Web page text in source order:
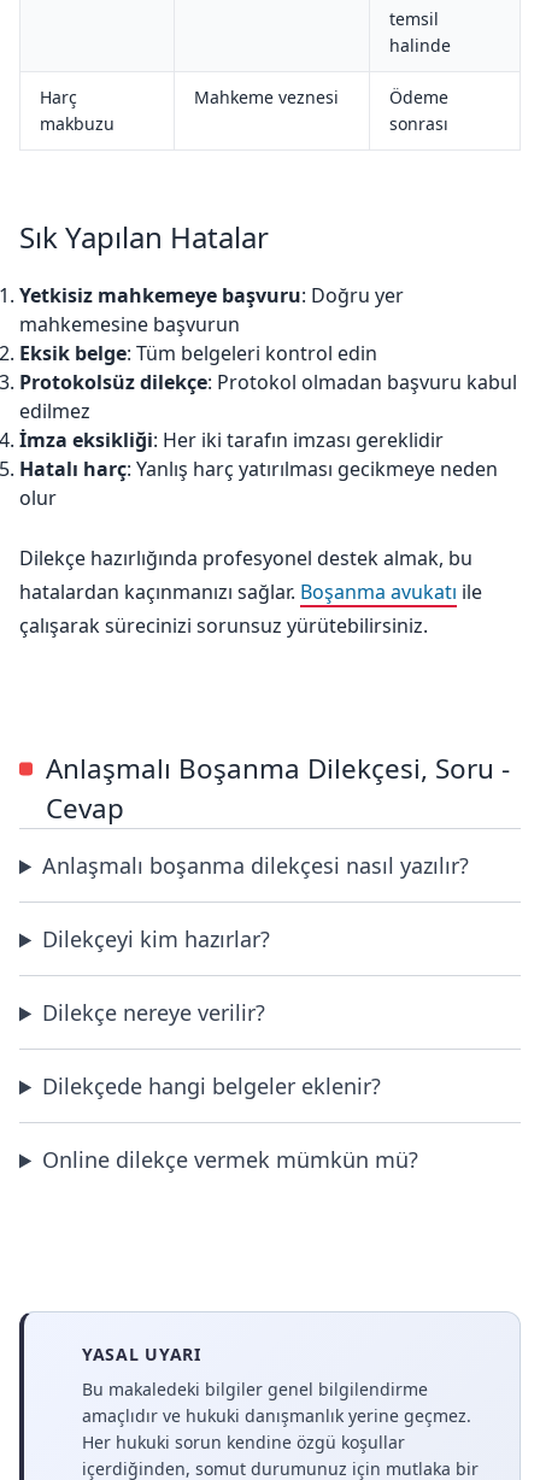
temsil
halinde
Harç
makbuzu
Mahkeme veznesi
Ödeme
sonrası
Sık Yapılan Hatalar
Yetkisiz mahkemeye başvuru: Doğru yer
mahkemesine başvurun
Eksik belge: Tüm belgeleri kontrol edin
Protokolsüz dilekçe: Protokol olmadan başvuru kabul
edilmez
İmza eksikliği: Her iki tarafın imzası gereklidir
Hatalı harç: Yanlış harç yatırılması gecikmeye neden
olur
Dilekçe hazırlığında profesyonel destek almak, bu
hatalardan kaçınmanızı sağlar. Boşanma avukatı ile
çalışarak sürecinizi sorunsuz yürütebilirsiniz.
Anlaşmalı Boşanma Dilekçesi, Soru -
Cevap
Anlaşmalı boşanma dilekçesi nasıl yazılır?
Dilekçeyi kim hazırlar?
Dilekçe nereye verilir?
Dilekçede hangi belgeler eklenir?
Online dilekçe vermek mümkün mü?
YASAL UYARI
Bu makaledeki bilgiler genel bilgilendirme
amaçlıdır ve hukuki danışmanlık yerine geçmez.
Her hukuki sorun kendine özgü koşullar
içerdiğinden, somut durumunuz için mutlaka bir